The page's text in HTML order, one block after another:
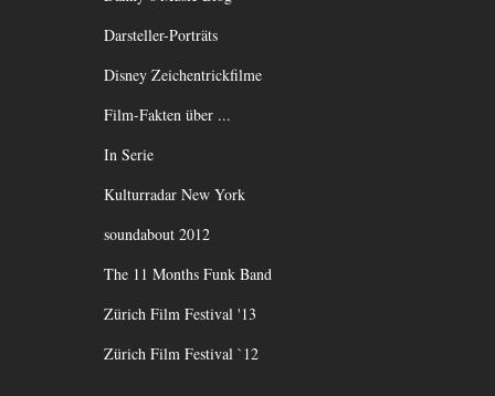
Darsteller-Porträts
Disney Zeichentrickfilme
Film-Fakten über ...
In Serie
Kulturradar New York
soundabout 2012
The 11 Months Funk Band
Zürich Film Festival '13
Zürich Film Festival `12